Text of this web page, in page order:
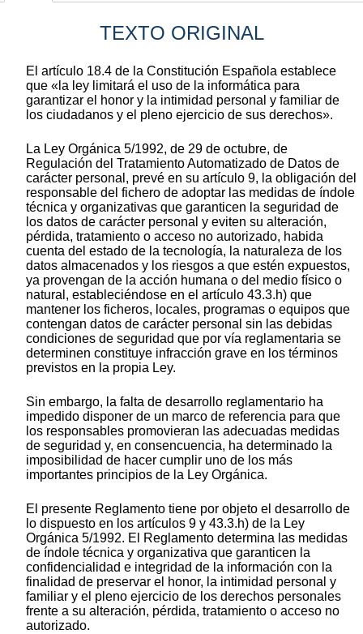
TEXTO ORIGINAL
El artículo 18.4 de la Constitución Española establece
que «la ley limitará el uso de la informática para
garantizar el honor y la intimidad personal y familiar de
los ciudadanos y el pleno ejercicio de sus derechos».
La Ley Orgánica 5/1992, de 29 de octubre, de
Regulación del Tratamiento Automatizado de Datos de
carácter personal, prevé en su artículo 9, la obligación del
responsable del fichero de adoptar las medidas de índole
técnica y organizativas que garanticen la seguridad de
los datos de carácter personal y eviten su alteración,
pérdida, tratamiento o acceso no autorizado, habida
cuenta del estado de la tecnología, la naturaleza de los
datos almacenados y los riesgos a que estén expuestos,
ya provengan de la acción humana o del medio físico o
natural, estableciéndose en el artículo 43.3.h) que
mantener los ficheros, locales, programas o equipos que
contengan datos de carácter personal sin las debidas
condiciones de seguridad que por vía reglamentaria se
determinen constituye infracción grave en los términos
previstos en la propia Ley.
Sin embargo, la falta de desarrollo reglamentario ha
impedido disponer de un marco de referencia para que
los responsables promovieran las adecuadas medidas
de seguridad y, en consencuencia, ha determinado la
imposibilidad de hacer cumplir uno de los más
importantes principios de la Ley Orgánica.
El presente Reglamento tiene por objeto el desarrollo de
lo dispuesto en los artículos 9 y 43.3.h) de la Ley
Orgánica 5/1992. El Reglamento determina las medidas
de índole técnica y organizativa que garanticen la
confidencialidad e integridad de la información con la
finalidad de preservar el honor, la intimidad personal y
familiar y el pleno ejercicio de los derechos personales
frente a su alteración, pérdida, tratamiento o acceso no
autorizado.